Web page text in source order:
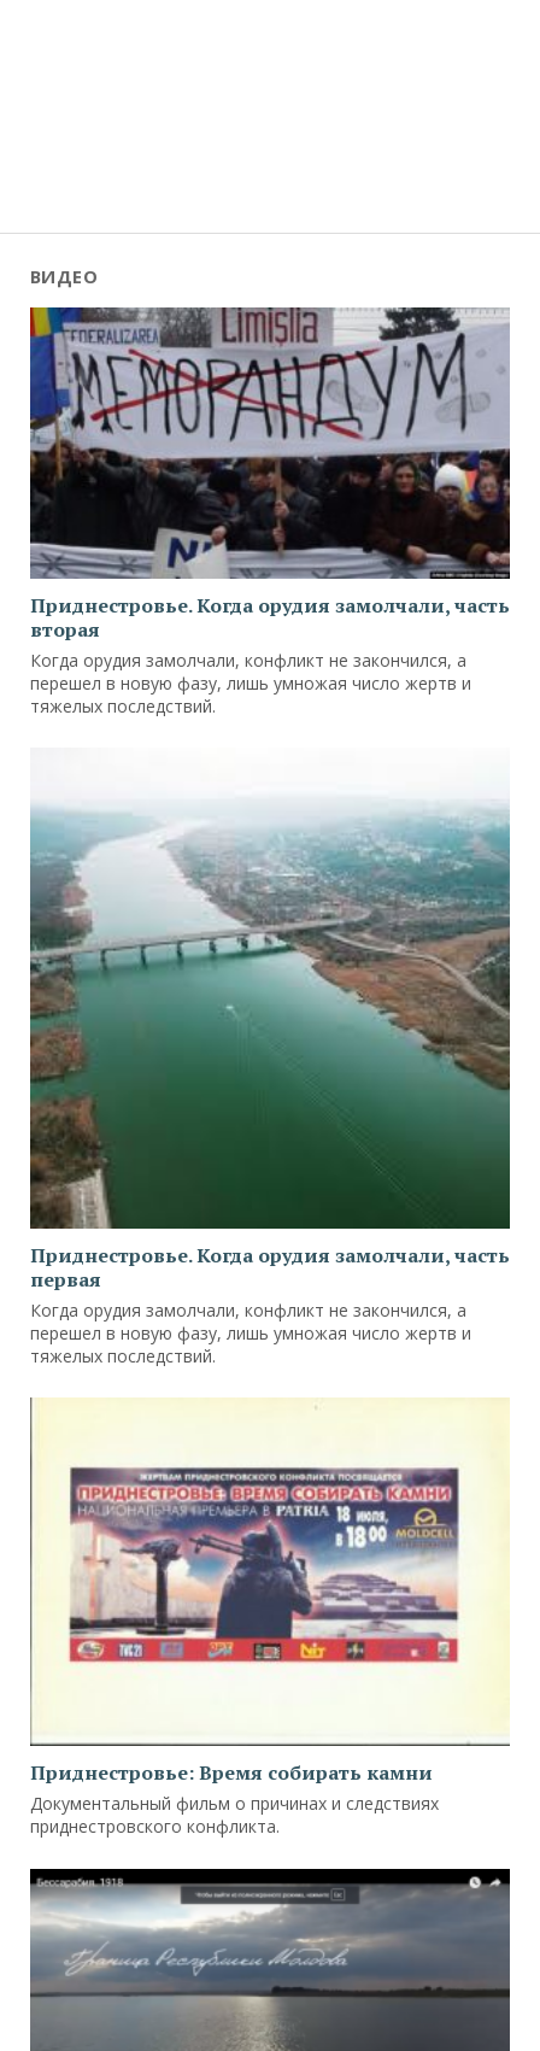
ВИДЕО
Приднестровье. Когда орудия замолчали, часть
вторая
Когда орудия замолчали, конфликт не закончился, а
перешел в новую фазу, лишь умножая число жертв и
тяжелых последствий.
Приднестровье. Когда орудия замолчали, часть
первая
Когда орудия замолчали, конфликт не закончился, а
перешел в новую фазу, лишь умножая число жертв и
тяжелых последствий.
Приднестровье: Время собирать камни
Документальный фильм о причинах и следствиях
приднестровского конфликта.